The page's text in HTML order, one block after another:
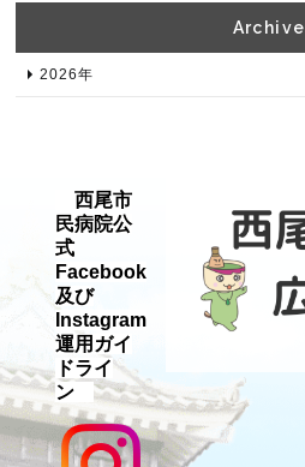
Archive​
2026年​
西尾市
民病院公
式
Facebook
及び
Instagram
運用ガイ
ドライ
ン